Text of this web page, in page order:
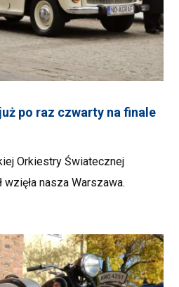
po raz czwarty na finale
Orkiestry Światecznej
nasza Warszawa.